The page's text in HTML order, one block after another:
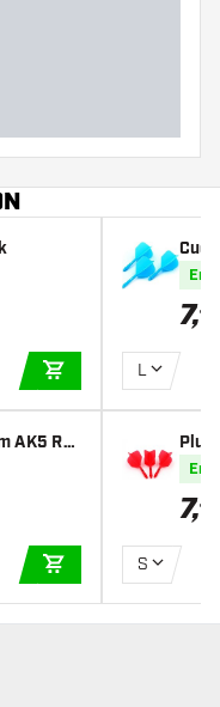
AÑADIR A LA
AK5 Ro
AÑADIR A LA
stEn
7,35
L
ost
En
7,35
S